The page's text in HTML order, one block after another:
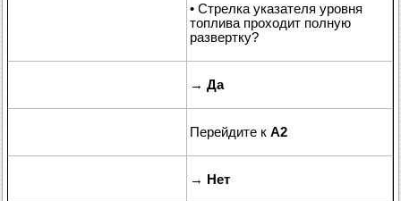
• Стрелка указателя уровня
топлива проходит полную
развертку?
→ Да
Перейдите к A2
→ Нет